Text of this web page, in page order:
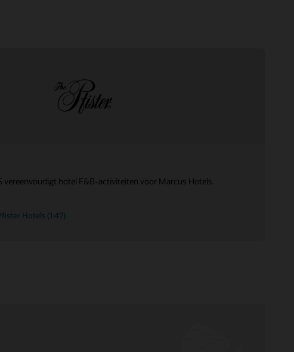
vereenvoudigt hotel F&B-activiteiten voor Marcus Hotels.
Hotels (1:47)